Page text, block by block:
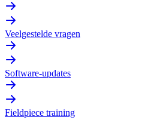
Veelgestelde vragen
Software-updates
Fieldpiece training